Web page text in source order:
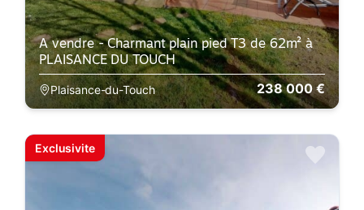
238 000 €
A vendre - Charmant plain pied T3 de 62m² à
PLAISANCE DU TOUCH
Plaisance-du-Touch
Exclusivite